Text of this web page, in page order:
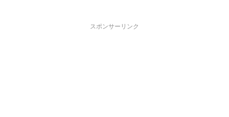
スポンサーリンク